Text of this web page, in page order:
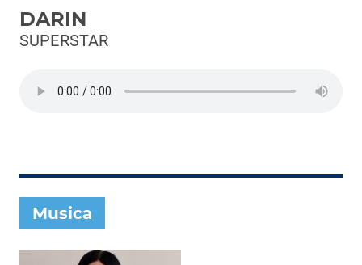
Radio Subasio +
Radio Suby
Foto
Speciali
DARIN
SUPERSTAR
Musica